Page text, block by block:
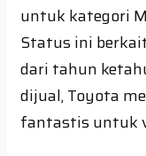
untuk kategori
Status ini
dari tahun
dijual, Toyota
fantastis untuk